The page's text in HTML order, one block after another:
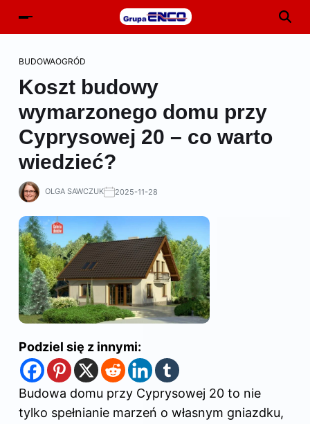
BUDOWAOGRÓD
Koszt budowy
wymarzonego domu przy
Cyprysowej 20 – co warto
wiedzieć?
OLGA SAWCZUK 2025-11-28
Podziel się z innymi:
Budowa domu przy Cyprysowej 20 to nie
tylko spełnianie marzeń o własnym gniazdku,